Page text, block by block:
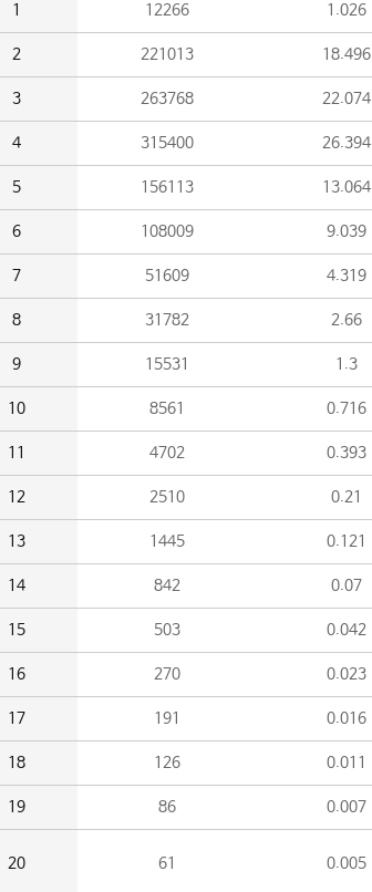
1 12266 1.026
2 221013 18.496
3 263768 22.074
4 315400 26.394
5 156113 13.064
6 108009 9.039
7 51609 4.319
8 31782 2.66
9 15531 1.3
10 8561 0.716
11 4702 0.393
12 2510 0.21
13 1445 0.121
14 842 0.07
15 503 0.042
16 270 0.023
17 191 0.016
18 126 0.011
19 86 0.007
20 61 0.005